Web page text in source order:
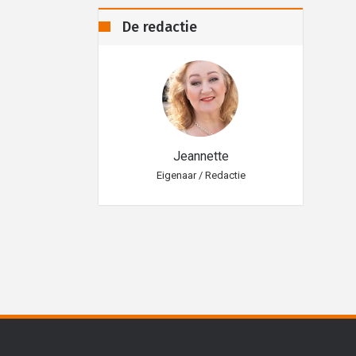
De redactie
Jeannette
Eigenaar / Redactie